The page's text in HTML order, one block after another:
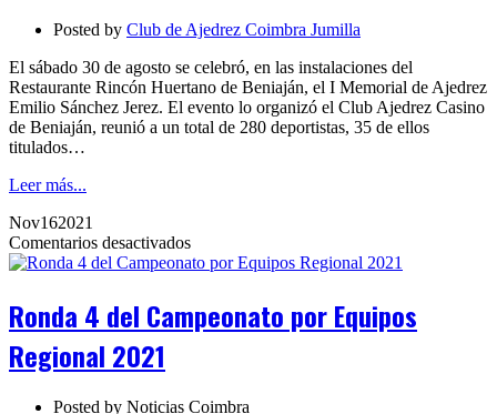
Posted by Club de Ajedrez Coimbra Jumilla
El sábado 30 de agosto se celebró, en las instalaciones del
Restaurante Rincón Huertano de Beniaján, el I Memorial de Ajedrez
Emilio Sánchez Jerez. El evento lo organizó el Club Ajedrez Casino
de Beniaján, reunió a un total de 280 deportistas, 35 de ellos
titulados…
Leer más...
Nov162021
Comentarios desactivadosen
Ronda
Campeonato
2021
Ronda 4 del Campeonato por Equipos
Regional 2021
Posted by Noticias Coimbra